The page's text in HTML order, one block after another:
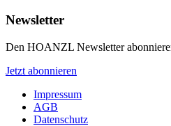
Newsletter
Den HOANZL Newsletter
Jetzt abonnieren
Impressum
AGB
Datenschutz